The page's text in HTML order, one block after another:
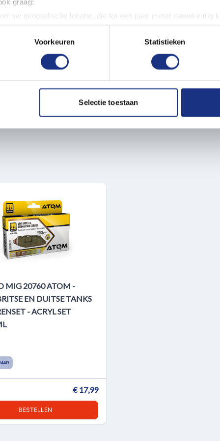
graag:
uw geografische locatie, die tot een paar meter nauwkeurig
door het actief te scannen op specifieke eigenschappen
gegevens worden verwerkt en stel uw voorkeuren in het
of intrekken in de Cookieverklaring.
Ook delen we informatie over uw gebruik van onze site met
Deze partners kunnen deze gegevens combineren met
Voorkeuren Statistieken
Selectie toestaan
niet giftig en geurloos,
verkrijgbaar bij
MIG 20760 ATOM -
EN DUITSE TANKS
- ACRYL SET
€ 17,99
BESTELLEN